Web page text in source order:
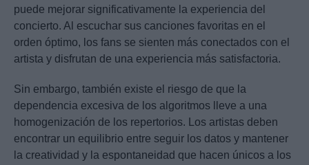
puede mejorar significativamente la experiencia del
concierto. Al escuchar sus canciones favoritas en el
orden óptimo, los fans se sienten más conectados con el
artista y disfrutan de una experiencia más satisfactoria.
Sin embargo, también existe el riesgo de que la
dependencia excesiva de los algoritmos lleve a una
homogenización de los repertorios. Los artistas deben
encontrar un equilibrio entre seguir los datos y mantener
la creatividad y la espontaneidad que hacen únicos a los